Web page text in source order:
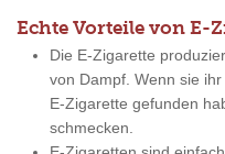
Echte Vorteile von E-
Die E-Zigarette
von Dampf. Wenn sie
E-Zigarette gefunden
schmecken.